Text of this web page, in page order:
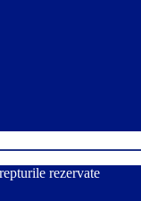
rezervate